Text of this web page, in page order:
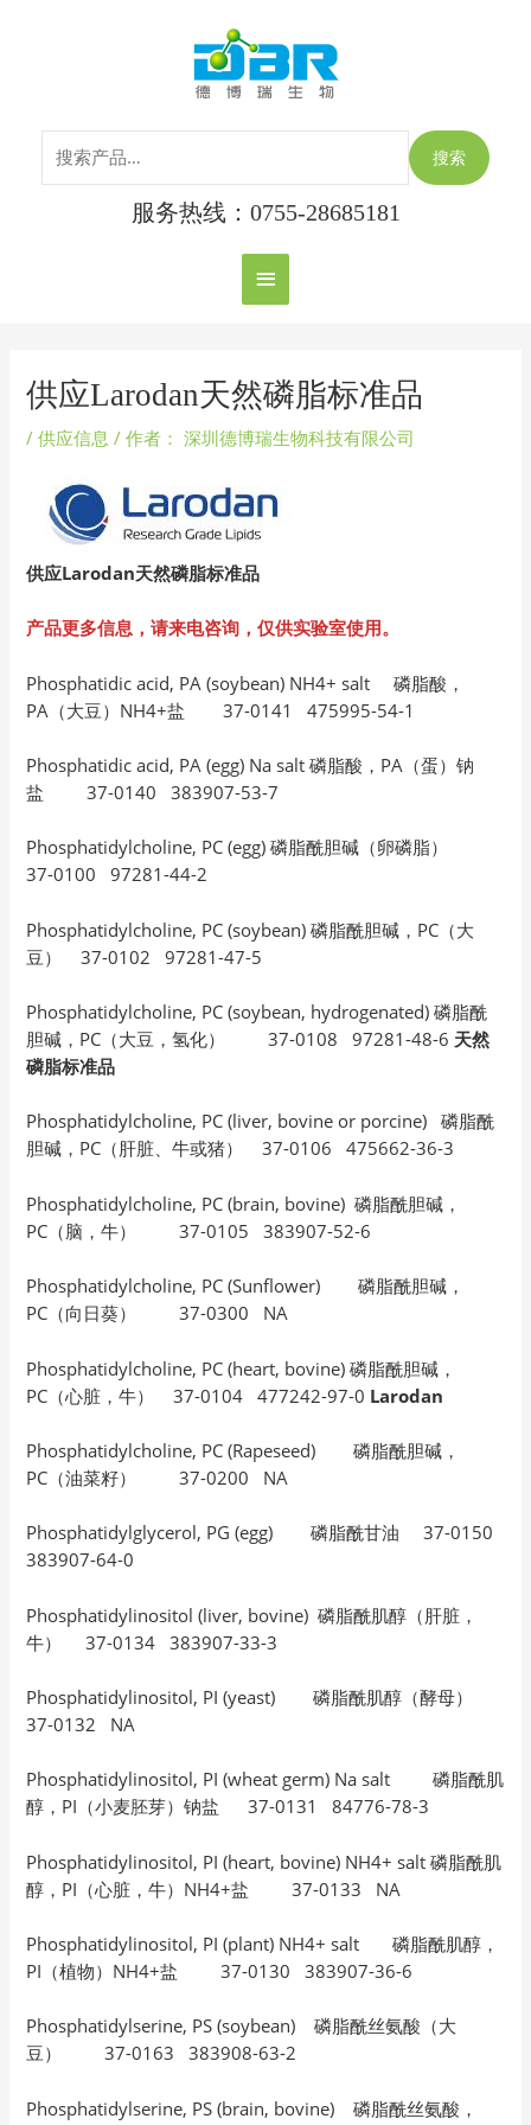
主
菜
单
搜索
服务热线：0755-28685181
供应Larodan天然磷脂标准品
/供应信息 / 作者： 深圳德博瑞生物科技有限公司
供应Larodan天然磷脂标准品
产品更多信息，请来电咨询，仅供实验室使用。
Phosphatidic acid, PA (soybean) NH4+ salt 磷脂酸，
PA（大豆）NH4+盐 37-0141 475995-54-1
Phosphatidic acid, PA (egg) Na salt 磷脂酸，PA（蛋）钠
盐 37-0140 383907-53-7
Phosphatidylcholine, PC (egg) 磷脂酰胆碱（卵磷脂）
37-0100 97281-44-2
Phosphatidylcholine, PC (soybean) 磷脂酰胆碱，PC（大
豆） 37-0102 97281-47-5
Phosphatidylcholine, PC (soybean, hydrogenated) 磷脂酰
胆碱，PC（大豆，氢化） 37-0108 97281-48-6 天然
磷脂标准品
Phosphatidylcholine, PC (liver, bovine or porcine) 磷脂酰
胆碱，PC（肝脏、牛或猪） 37-0106 475662-36-3
Phosphatidylcholine, PC (brain, bovine) 磷脂酰胆碱，
PC（脑，牛） 37-0105 383907-52-6
Phosphatidylcholine, PC (Sunflower) 磷脂酰胆碱，
PC（向日葵） 37-0300 NA
Phosphatidylcholine, PC (heart, bovine) 磷脂酰胆碱，
PC（心脏，牛） 37-0104 477242-97-0 Larodan
Phosphatidylcholine, PC (Rapeseed) 磷脂酰胆碱，
PC（油菜籽） 37-0200 NA
Phosphatidylglycerol, PG (egg) 磷脂酰甘油 37-0150
383907-64-0
Phosphatidylinositol (liver, bovine) 磷脂酰肌醇（肝脏，
牛） 37-0134 383907-33-3
Phosphatidylinositol, PI (yeast) 磷脂酰肌醇（酵母）
37-0132 NA
Phosphatidylinositol, PI (wheat germ) Na salt 磷脂酰肌
醇，PI（小麦胚芽）钠盐 37-0131 84776-78-3
Phosphatidylinositol, PI (heart, bovine) NH4+ salt 磷脂酰肌
醇，PI（心脏，牛）NH4+盐 37-0133 NA
Phosphatidylinositol, PI (plant) NH4+ salt 磷脂酰肌醇，
PI（植物）NH4+盐 37-0130 383907-36-6
Phosphatidylserine, PS (soybean) 磷脂酰丝氨酸（大
豆） 37-0163 383908-63-2
Phosphatidylserine, PS (brain, bovine) 磷脂酰丝氨酸，